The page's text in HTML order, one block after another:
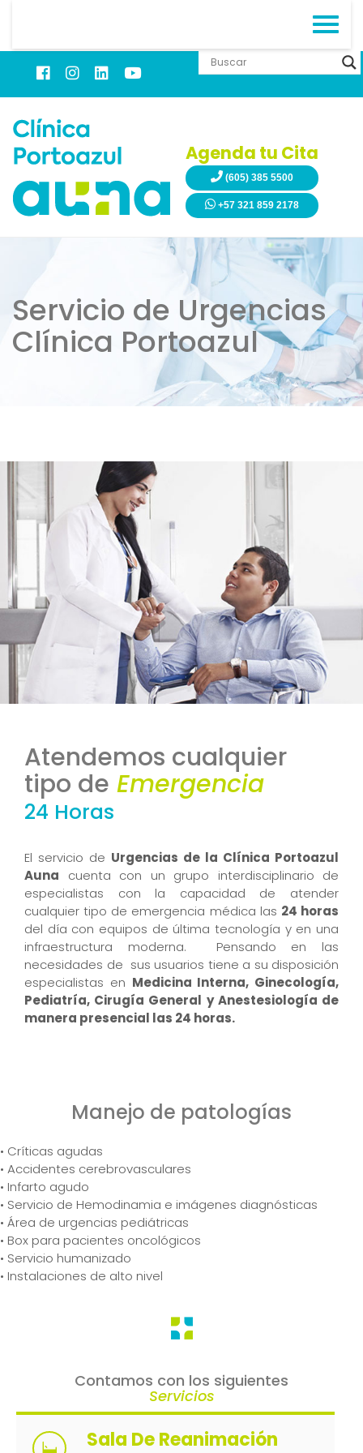
Agenda tu Cita
(605) 385 5500
+57 321 859 2178
Servicio de Urgencias
Clínica Portoazul
Atendemos cualquier
tipo de Emergencia
24 Horas
El servicio de Urgencias de la Clínica Portoazul
Auna cuenta con un grupo interdisciplinario de
especialistas con la capacidad de atender
cualquier tipo de emergencia médica las 24 horas
del día con equipos de última tecnología y en una
infraestructura moderna. Pensando en las
necesidades de sus usuarios tiene a su disposición
especialistas en Medicina Interna, Ginecología,
Pediatría, Cirugía General y Anestesiología de
manera presencial las 24 horas.
Manejo de patologías
• Críticas agudas
• Accidentes cerebrovasculares
• Infarto agudo
• Servicio de Hemodinamia e imágenes diagnósticas
• Área de urgencias pediátricas
• Box para pacientes oncológicos
• Servicio humanizado
• Instalaciones de alto nivel
Contamos con los siguientes
Servicios
Sala De Reanimación